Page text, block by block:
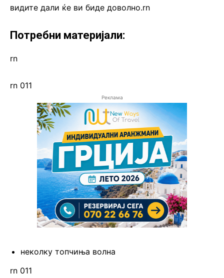
видите дали ќе ви биде доволно.rn
Потребни материјали:
rn
rn 011
Реклама
неколку топчиња волна
rn 011